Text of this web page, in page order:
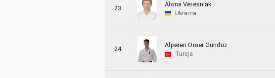
23
Alona Veresniak
Ukraina
24
Alperen Ömer Gündüz
Turcja